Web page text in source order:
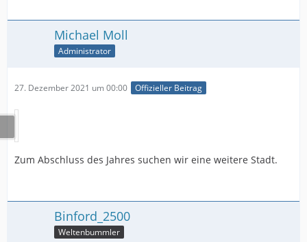
Michael Moll
Administrator
27. Dezember 2021 um 00:00 Offizieller Beitrag
Zum Abschluss des Jahres suchen wir eine weitere Stadt.
Binford_2500
Weltenbummler